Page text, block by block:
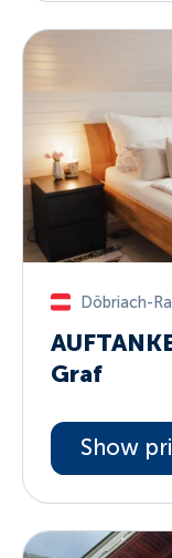
Döbriach-
Graf
Show